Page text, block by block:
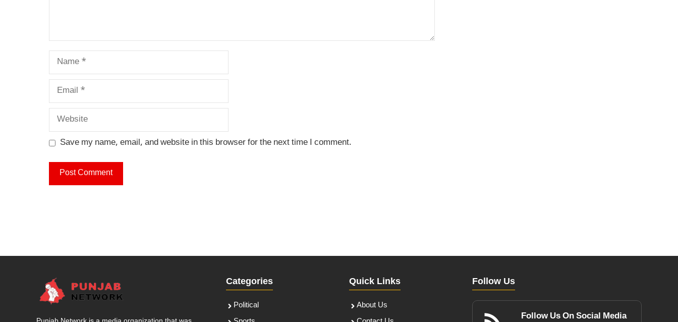
Name
Email
Website
Save my name, email, and website in this browser for the next time I comment.
Categories
Political
Quick Links
About Us
Follow Us
Follow Us On Social Media